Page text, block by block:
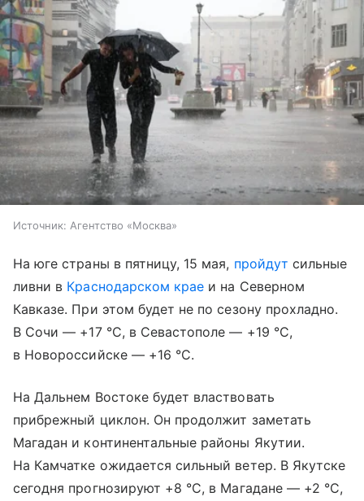
Источник: Агентство «Москва»
На юге страны в пятницу, 15 мая, пройдут сильные
ливни в Краснодарском крае и на Северном
Кавказе. При этом будет не по сезону прохладно.
В Сочи — +17 °С, в Севастополе — +19 °С,
в Новороссийске — +16 °С.
На Дальнем Востоке будет властвовать
прибрежный циклон. Он продолжит заметать
Магадан и континентальные районы Якутии.
На Камчатке ожидается сильный ветер. В Якутске
сегодня прогнозируют +8 °С, в Магадане — +2 °С,